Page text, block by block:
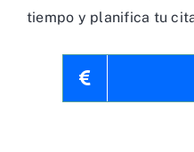
tiempo y planifica tu